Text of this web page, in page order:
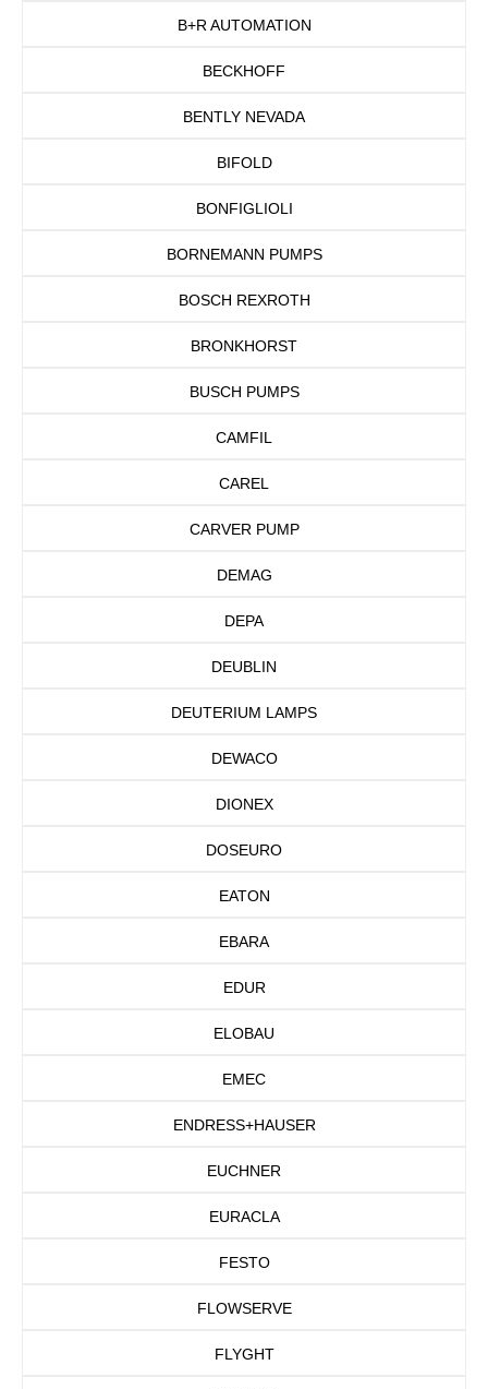
B+R AUTOMATION
BECKHOFF
BENTLY NEVADA
BIFOLD
BONFIGLIOLI
BORNEMANN PUMPS
BOSCH REXROTH
BRONKHORST
BUSCH PUMPS
CAMFIL
CAREL
CARVER PUMP
DEMAG
DEPA
DEUBLIN
DEUTERIUM LAMPS
DEWACO
DIONEX
DOSEURO
EATON
EBARA
EDUR
ELOBAU
EMEC
ENDRESS+HAUSER
EUCHNER
EURACLA
FESTO
FLOWSERVE
FLYGHT